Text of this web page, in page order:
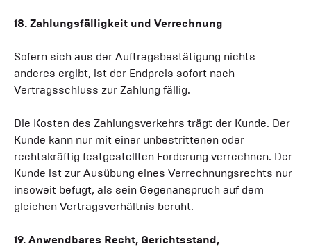
18. Zahlungsfälligkeit und Verrechnung
Sofern sich aus der Auftragsbestätigung nichts
anderes ergibt, ist der Endpreis sofort nach
Vertragsschluss zur Zahlung fällig.
Die Kosten des Zahlungsverkehrs trägt der Kunde. Der
Kunde kann nur mit einer unbestrittenen oder
rechtskräftig festgestellten Forderung verrechnen. Der
Kunde ist zur Ausübung eines Verrechnungsrechts nur
insoweit befugt, als sein Gegenanspruch auf dem
gleichen Vertragsverhältnis beruht.
19. Anwendbares Recht, Gerichtsstand,